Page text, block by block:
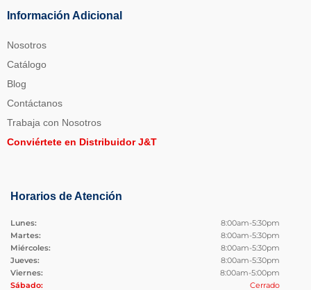
Información Adicional
Nosotros
Catálogo
Blog
Contáctanos
Trabaja con Nosotros
Conviértete en Distribuidor J&T
Horarios de Atención
Lunes:
8:00am-5:30pm
Martes:
8:00am-5:30pm
Miércoles:
8:00am-5:30pm
Jueves:
8:00am-5:30pm
Viernes:
8:00am-5:00pm
Sábado:
Cerrado